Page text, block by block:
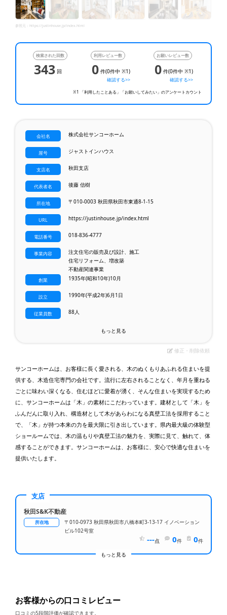
参照元： https://justinhouse.jp/index.html
検索された回数
343 回
利用レビュー数
0 件(0件中 ※1)
確認する>>
お願いレビュー数
0 件(0件中 ※1)
確認する>>
※1 「利用したことある」「お願いしてみたい」のアンケートカウント
会社名 株式会社サンコーホーム
屋号 ジャストインハウス
支店名 秋田支店
代表者名 後藤 信樹
所在地 〒010-0003 秋田県秋田市東通8-1-15
URL https://justinhouse.jp/index.html
電話番号 018-836-4777
事業内容
注文住宅の販売及び設計、施工
住宅リフォーム、増改築
不動産関連事業
創業 1935年(昭和10年)10月
設立 1990年(平成2年)6月1日
従業員数 88人
もっと見る
修正・削除依頼
サンコーホームは、お客様に長く愛される、木のぬくもりあふれる住まいを提
供する、木造住宅専門の会社です。流行に左右されることなく、年月を重ねる
ごとに味わい深くなる、住むほどに愛着が湧く、そんな住まいを実現するため
に、サンコーホームは「木」の素材にこだわっています。建材として「木」を
ふんだんに取り入れ、構造材として木があらわになる真壁工法を採用すること
で、「木」が持つ本来の力を最大限に引き出しています。県内最大級の体験型
ショールームでは、木の温もりや真壁工法の魅力を、実際に見て、触れて、体
感することができます。サンコーホームは、お客様に、安心で快適な住まいを
提供いたします。
支店
秋田S&K不動産
所在地
〒010-0973 秋田県秋田市八橋本町3-13-17 イノベーション
ビル102号室
---点 0件 0件
もっと見る
お客様からの口コミレビュー
口コミの5段階評価が確認できます。